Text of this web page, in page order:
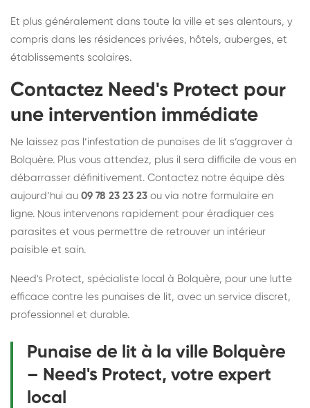
Et plus généralement dans toute la ville et ses alentours, y
compris dans les résidences privées, hôtels, auberges, et
établissements scolaires.
Contactez Need's Protect pour
une intervention immédiate
Ne laissez pas l’infestation de punaises de lit s’aggraver à
Bolquère. Plus vous attendez, plus il sera difficile de vous en
débarrasser définitivement. Contactez notre équipe dès
aujourd’hui au 09 78 23 23 23 ou via notre formulaire en
ligne. Nous intervenons rapidement pour éradiquer ces
parasites et vous permettre de retrouver un intérieur
paisible et sain.
Need's Protect, spécialiste local à Bolquère, pour une lutte
efficace contre les punaises de lit, avec un service discret,
professionnel et durable.
Punaise de lit à la ville Bolquère
– Need's Protect, votre expert
local